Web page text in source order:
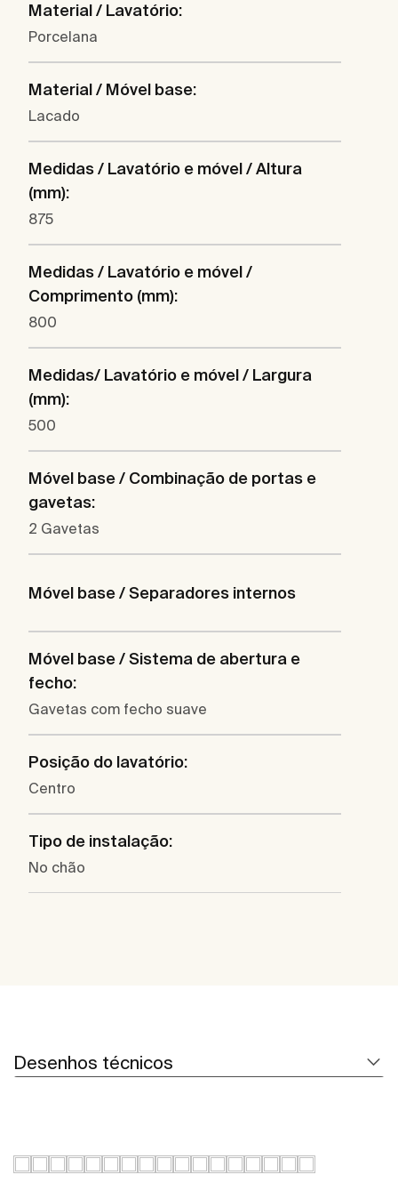
Material / Lavatório:
Porcelana
Material / Móvel base:
Lacado
Medidas / Lavatório e móvel / Altura
(mm):
875
Medidas / Lavatório e móvel /
Comprimento (mm):
800
Medidas/ Lavatório e móvel / Largura
(mm):
500
Móvel base / Combinação de portas e
gavetas:
2 Gavetas
Móvel base / Separadores internos
Móvel base / Sistema de abertura e
fecho:
Gavetas com fecho suave
Posição do lavatório:
Centro
Tipo de instalação:
No chão
Desenhos técnicos